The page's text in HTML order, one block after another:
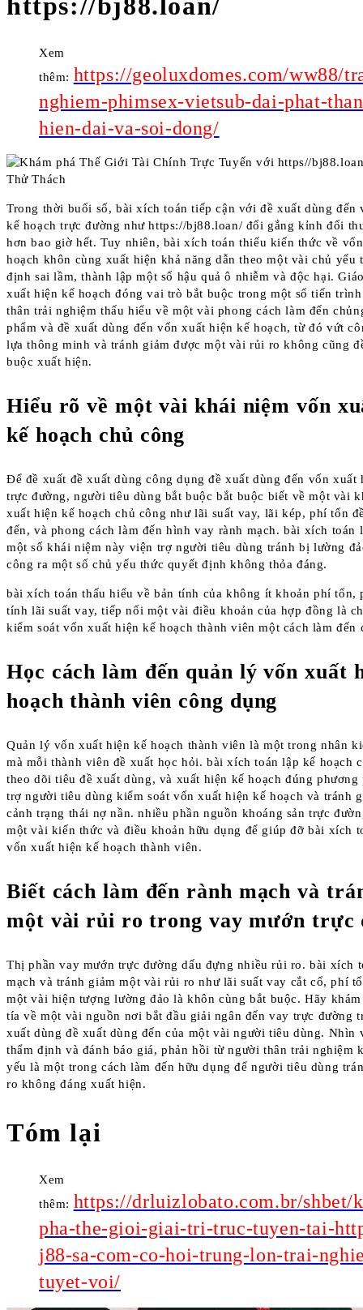
Xem
thêm: https://geoluxdomes.com/ww88/
nghiem-phimsex-vietsub-dai-phat-
hien-dai-va-soi-dong/
Trong thời buổi số, bài xích toán tiếp cận với đề xuất dùng đến
kế hoạch trực đường như https://bj88.loan/ đổi gắng kỉnh đổi
hơn bao giờ hết. Tuy nhiên, bài xích toán thiếu kiến thức về
hoạch khôn cùng xuất hiện khả năng dẫn theo một vài chủ yếu
định sai lầm, thành lập một số hậu quả ô nhiễm và độc hại.
xuất hiện kế hoạch đóng vai trò bắt buộc trong một số tiến
thân trải nghiệm thấu hiểu về một vài phong cách làm đến
phẩm và đề xuất dùng đến vốn xuất hiện kế hoạch, từ đó vứt
lựa thông minh và tránh giảm được một vài rủi ro không cũng
buộc xuất hiện.
Hiểu rõ về một vài khái niệm vốn
kế hoạch chủ công
Để đề xuất đề xuất dùng công dụng đề xuất dùng đến vốn xuất
trực đường, người tiêu dùng bắt buộc bắt buộc biết về một vài
xuất hiện kế hoạch chủ công như lãi suất vay, lãi kép, phí tổn
đến, và phong cách làm đến hình vay rành mạch. bài xích toán
một số khái niệm này viện trợ người tiêu dùng tránh bị lường
công ra một số chủ yếu thức quyết định không thỏa đáng.
bài xích toán thấu hiểu về bản tính của không ít khoản phí tổn,
tính lãi suất vay, tiếp nối một vài điều khoản của hợp đồng là
kiểm soát vốn xuất hiện kế hoạch thành viên một cách làm đến
Học cách làm đến quản lý vốn xuất
hoạch thành viên công dụng
Quản lý vốn xuất hiện kế hoạch thành viên là một trong nhân
mà mỗi thành viên đề xuất học hỏi. bài xích toán lập kế hoạch
theo dõi tiêu đề xuất dùng, và xuất hiện kế hoạch đúng phương
trợ người tiêu dùng kiểm soát vốn xuất hiện kế hoạch và tránh
cảnh trạng thái nợ nần. nhiều phần nguồn khoáng sản trực
một vài kiến thức và điều khoản hữu dụng để giúp đỡ bài xích
vốn xuất hiện kế hoạch thành viên.
Biết cách làm đến rành mạch và
một vài rủi ro trong vay mướn trực
Thị phần vay mướn trực đường dấu đựng nhiều rủi ro. bài xích
mạch và tránh giảm một vài rủi ro như lãi suất vay cắt cổ, phí
một vài hiện tượng lường đảo là khôn cùng bắt buộc. Hãy
tía về một vài nguồn nơi bắt đầu giải ngân đến vay trực đường
xuất dùng đề xuất dùng đến của một vài người tiêu dùng. Nhìn
thẩm định và đánh báo giá, phản hồi từ người thân trải nghiệm
yếu là một trong cách làm đến hữu dụng để người tiêu dùng
ro không đáng xuất hiện.
Tóm lại
Xem
thêm: https://drluizlobato.com.br/shbet/
pha-the-gioi-giai-tri-truc-tuyen-tai-
j88-sa-com-co-hoi-trung-lon-trai-
tuyet-voi/